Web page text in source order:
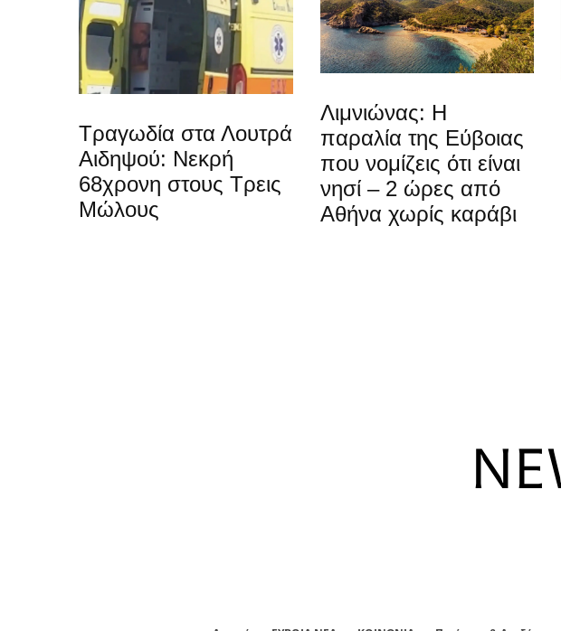
Τραγωδία στα Λουτρά
Αιδηψού: Νεκρή
68χρονη στους Τρεις
Μώλους
Λιμνιώνας: Η
παραλία της Εύβοιας
που νομίζεις ότι είναι
νησί – 2 ώρες από
Αθήνα χωρίς καράβι